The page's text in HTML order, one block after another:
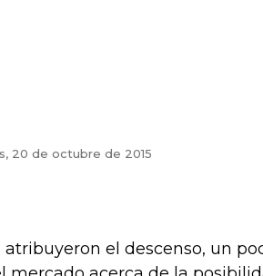
20 de octubre de 2015
atribuyeron el descenso, un